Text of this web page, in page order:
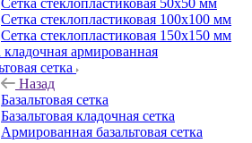
Сетка стеклопластиковая 50x50 мм
Сетка стеклопластиковая 100x100 мм
Сетка стеклопластиковая 150x150 мм
кладочная армированная
сетка
Назад
Базальтовая сетка
Базальтовая кладочная сетка
Армированная базальтовая сетка